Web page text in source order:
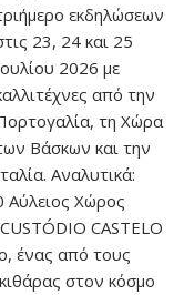
εκδηλώσεων
23, 24 και 25
2026 με
από την
τη Χώρα
Βάσκων και την
Αναλυτικά:
Αύλειος Χώρος
CASTELO
ένας από τους
στον κόσμο